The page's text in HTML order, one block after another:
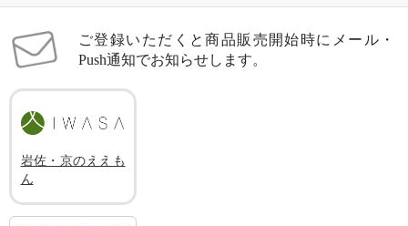
ご登録いただくと商品販売開始時にメール・
Push通知でお知らせします。
岩佐・京のええも
ん